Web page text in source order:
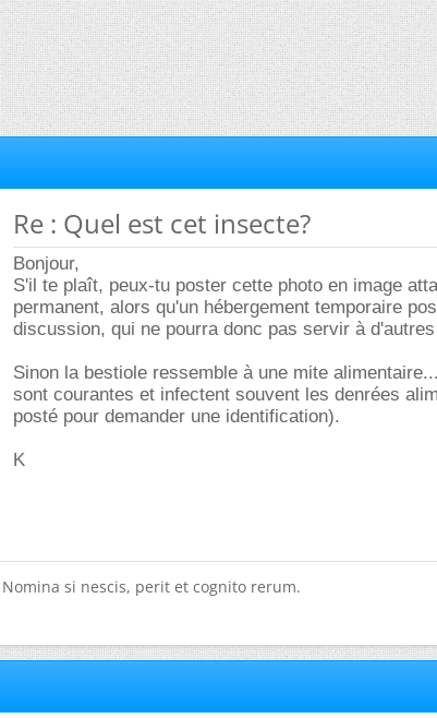
Re : Quel est cet insecte?
Bonjour,
S'il te plaît, peux-tu poster cette photo en image
permanent, alors qu'un hébergement temporaire
discussion, qui ne pourra donc pas servir à
Sinon la bestiole ressemble à une mite
sont courantes et infectent souvent les denrées
posté pour demander une identification).
K
Nomina si nescis, perit et cognito rerum.